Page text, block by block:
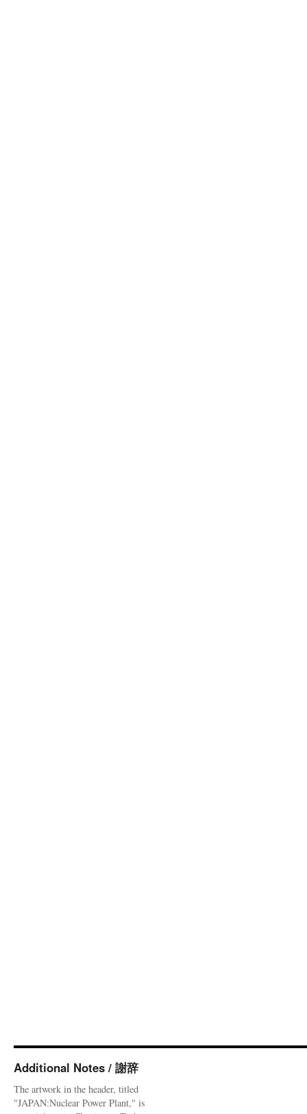
Additional Notes / 謝辞
The artwork in the header, titled
"JAPAN:Nuclear Power Plant," is